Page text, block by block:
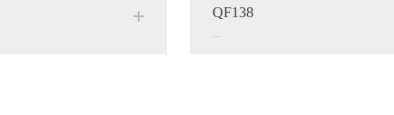
QF138